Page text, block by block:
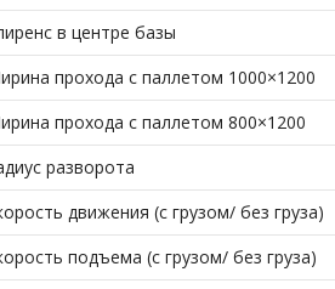
в центре базы
прохода с паллетом 1000×1200
прохода с паллетом 800×1200
разворота
движения (с грузом/ без груза)
подъема (с грузом/ без груза)